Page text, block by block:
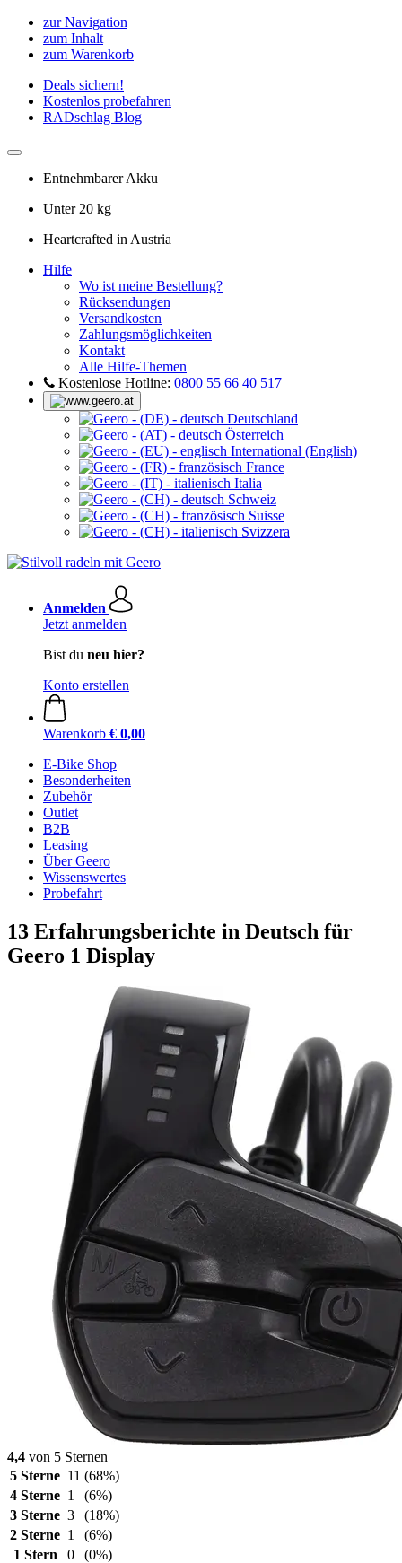
zur Navigation
zum Inhalt
zum Warenkorb
Deals sichern!
Kostenlos probefahren
RADschlag Blog
Entnehmbarer Akku
Unter 20 kg
Heartcrafted in Austria
Hilfe
Wo ist meine Bestellung?
Rücksendungen
Versandkosten
Zahlungsmöglichkeiten
Kontakt
Alle Hilfe-Themen
Kostenlose Hotline: 0800 55 66 40 517
Deutschland
Österreich
International (English)
France
Italia
Schweiz
Suisse
Svizzera
Anmelden
Jetzt anmelden
Bist du neu hier?
Konto erstellen
Warenkorb € 0,00
E-Bike Shop
Besonderheiten
Zubehör
Outlet
B2B
Leasing
Über Geero
Wissenswertes
Probefahrt
13 Erfahrungsberichte in Deutsch für
Geero 1 Display
4,4 von 5 Sternen
5 Sterne 11 (68%)
4 Sterne 1
(6%)
3 Sterne 3
(18%)
2 Sterne 1
(6%)
1 Stern
0 (0%)